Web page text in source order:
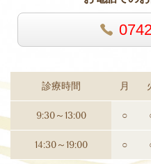
診療時間 月
9:30～13:00 ○
14:30～19:00 ○